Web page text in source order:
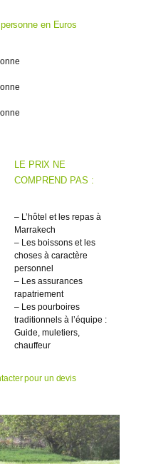
en Euros
LE PRIX NE
COMPREND PAS :
– L’hôtel et les repas à
Marrakech
– Les boissons et les
choses à caractère
personnel
– Les assurances
rapatriement
– Les pourboires
traditionnels à l’équipe :
Guide, muletiers,
chauffeur
pour un devis